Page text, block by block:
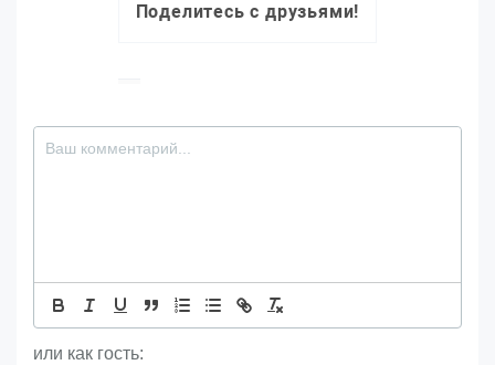
Поделитесь с друзьями!
или как гость: